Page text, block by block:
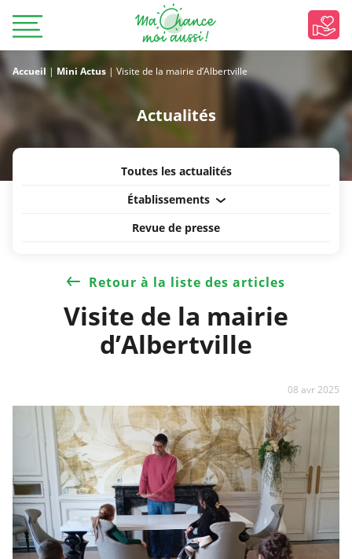
Accueil | Mini Actus | Visite de la mairie d’Albertville
Actualités
Toutes les actualités
Établissements
Revue de presse
Retour à la liste des articles
Visite de la mairie
d’Albertville
08 avr 2025